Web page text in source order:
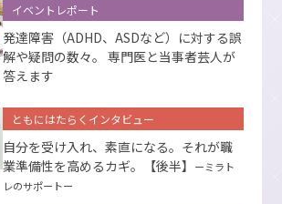
イベントレポート
発達障害（ADHD、ASDなど）に対する誤
解や疑問の数々。 専門医と当事者芸人が
答えます
ともにはたらくインタビュー
自分を受け入れ、素直になる。それが職
業準備性を高めるカギ。【後半】
ーミラト
レのサポートー